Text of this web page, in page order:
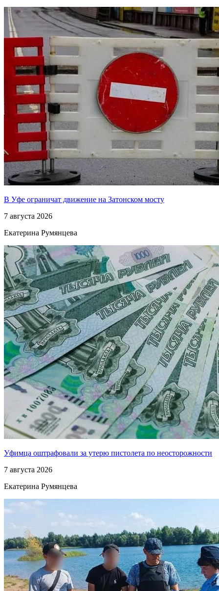
В Уфе ограничат движение на Затонском мосту
7 августа 2026
Екатерина Румянцева
Уфимца оштрафовали за утерю пистолета по неосторожности
7 августа 2026
Екатерина Румянцева